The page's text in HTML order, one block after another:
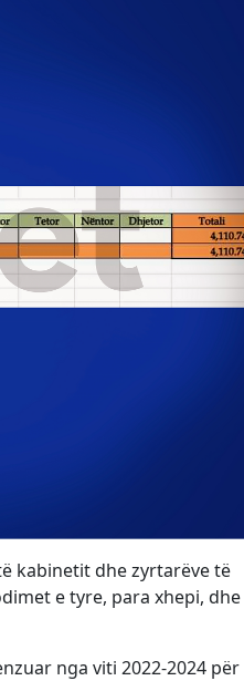
kabinetit dhe zyrtarëve të
e tyre, para xhepi, dhe
nga viti 2022-2024 për